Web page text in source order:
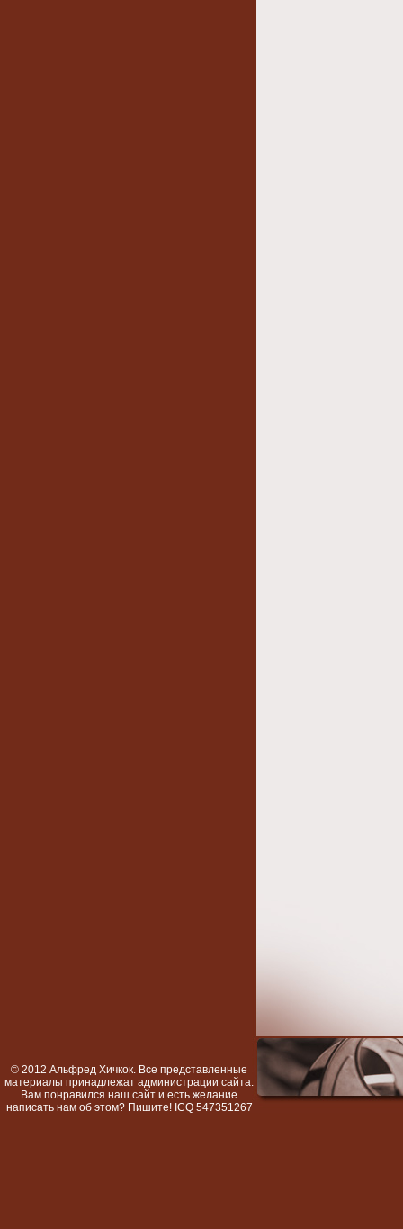
© 2012 Альфред Хичкок. Все представленные
материалы принадлежат администрации сайта.
Вам понравился наш сайт и есть желание
написать нам об этом? Пишите! ICQ 547351267